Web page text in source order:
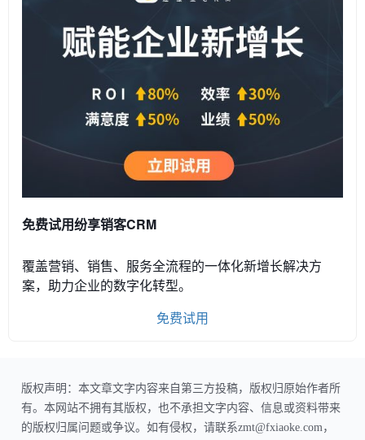
免费试用纷享销客CRM
覆盖营销、销售、服务全流程的一体化新增长解决方
案，助力企业的数字化转型。
免费试用
版权声明：本文章文字内容来自第三方投稿，版权归原始作者所
有。本网站不拥有其版权，也不承担文字内容、信息或资料带来
的版权归属问题或争议。如有侵权，请联系zmt@fxiaoke.com，